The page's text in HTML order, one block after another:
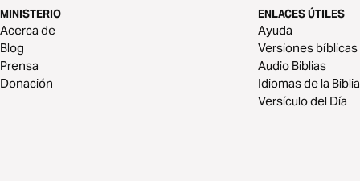
MINISTERIO
Acerca de
Blog
Prensa
Donación
ENLACES ÚTILES
Ayuda
Versiones bíblicas
Audio Biblias
Idiomas de la Biblia
Versículo del Día